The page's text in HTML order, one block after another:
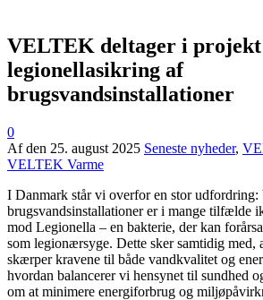
VELTEK deltager i
legionellasikring af
brugsvandsinstallationer
0
Afden 25. august 2025 Seneste nyheder,
VELTEK Varme
I Danmark står vi overfor en stor udfordring:
brugsvandsinstallationer er i mange tilfælde
mod Legionella – en bakterie, der kan
som legionærsyge. Dette sker samtidig
skærper kravene til både vandkvalitet og
hvordan balancerer vi hensynet til sundhed
om at minimere energiforbrug og